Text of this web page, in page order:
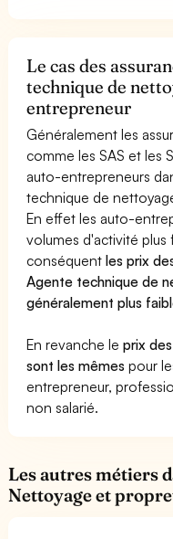
Le cas des
technique de
entrepreneur
Généralement les
comme les SAS et les
auto-entrepreneurs
technique de
En effet les auto-
volumes d'activité plus
conséquentles prix
Agente technique de
généralement plus
En revanche leprix
sont les mêmes pour
entrepreneur,
non salarié.
Les autres métiers
Nettoyage et